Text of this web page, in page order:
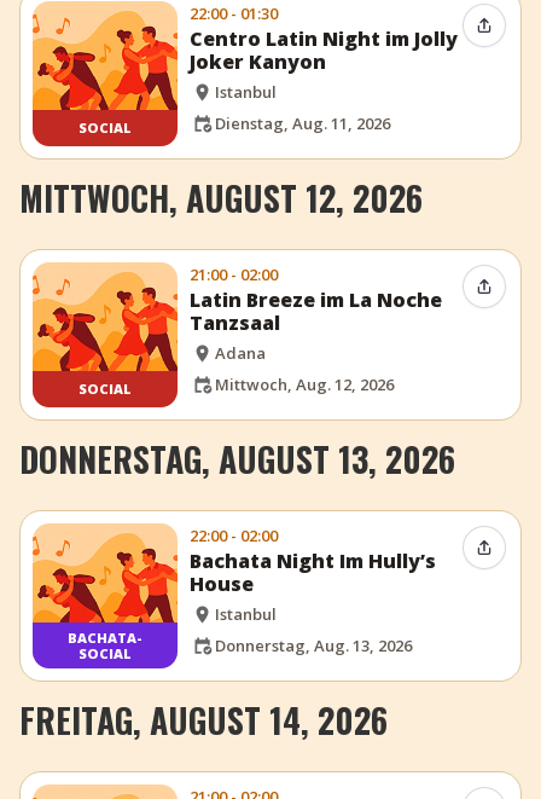
SOCIAL
22:00 - 01:30
Centro Latin Night im Jolly
Joker Kanyon
Istanbul
Dienstag, Aug. 11, 2026
Event
MITTWOCH, AUGUST 12, 2026
SOCIAL
21:00 - 02:00
Latin Breeze im La Noche
Tanzsaal
Adana
Mittwoch, Aug. 12, 2026
Event
DONNERSTAG, AUGUST 13, 2026
BACHATA-
SOCIAL
22:00 - 02:00
Bachata Night Im Hully’s
House
Istanbul
Donnerstag, Aug. 13, 2026
Event
FREITAG, AUGUST 14, 2026